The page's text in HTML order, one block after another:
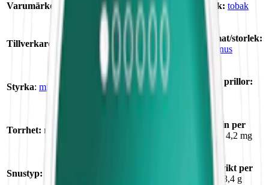
Varumärke: Velo Smak: tobak
Tillverkare: BAT (British American Tobacco)
Format/storlek:
minisnus
Styrka: milt vitt snus
Antal prillor:
20 st
Torrhet: normal
Nikotin per
prilla: 4,2 mg
Snustyp:
Nettovikt per
8,4 g